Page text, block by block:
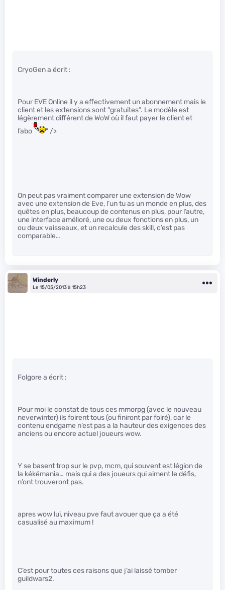
CryoGen a écrit :
Pour EVE Online il y a effectivement un abonnement mais le
client et les extensions sont “gratuites”. Le modèle est
légèrement différent de WoW où il faut payer le client et
l’abo
" />
On peut pas vraiment comparer une extension de Wow
avec une extension de Eve, l’un tu as un monde en plus, des
quêtes en plus, beaucoup de contenus en plus, pour l’autre,
une interface amélioré, une ou deux fonctions en plus, un
ou deux vaisseaux, et un recalcule des skill, c’est pas
comparable…
Winderly
Le 15/05/2013 à 15h23
Folgore a écrit :
Pour moi le constat de tous ces mmorpg (avec le nouveau
neverwinter) ils foirent tous (ou finiront par foiré), car le
contenu endgame n’est pas a la hauteur des exigences des
anciens ou encore actuel joueurs wow.
Y se basent trop sur le pvp, mcm, qui souvent est légion de
la kékémania… mais qui a des joueurs qui aiment le défis,
n’ont trouveront pas.
apres wow lui, niveau pve faut avouer que ça a été
casualisé au maximum !
C’est pour toutes ces raisons que j’ai laissé tomber
guildwars2.